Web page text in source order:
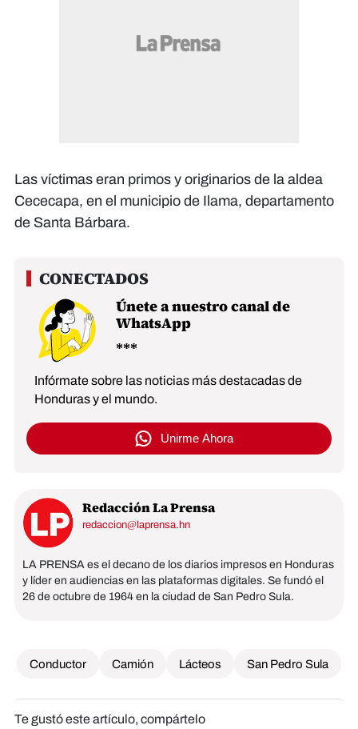
Las víctimas eran primos y originarios de la aldea
Cececapa, en el municipio de Ilama, departamento
de Santa Bárbara.
Únete a nuestro canal de
WhatsApp
Infórmate sobre las noticias más destacadas de
Honduras y el mundo.
Unirme Ahora
Redacción La Prensa
redaccion@laprensa.hn
LA PRENSA es el decano de los diarios impresos en Honduras
y líder en audiencias en las plataformas digitales. Se fundó el
26 de octubre de 1964 en la ciudad de San Pedro Sula.
Conductor Camión Lácteos San Pedro Sula
Te gustó este artículo, compártelo